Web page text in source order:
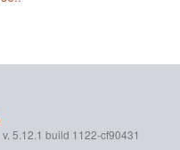
v. 5.12.1 build 1122-cf90431